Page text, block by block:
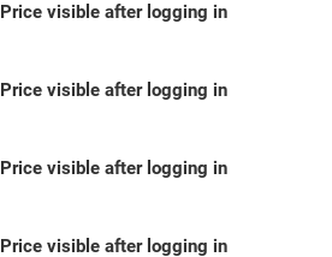
Price visible after logging in
Price visible after logging in
Price visible after logging in
Price visible after logging in